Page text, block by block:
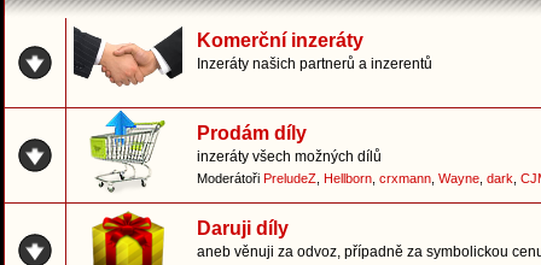
Komerční inzeráty
Inzeráty našich partnerů a inzerentů
Prodám díly
inzeráty všech možných dílů
Moderátoři PreludeZ Hellborn crxmann Wayne dark
Daruji díly
aneb věnuji za odvoz, případně za symbolickou